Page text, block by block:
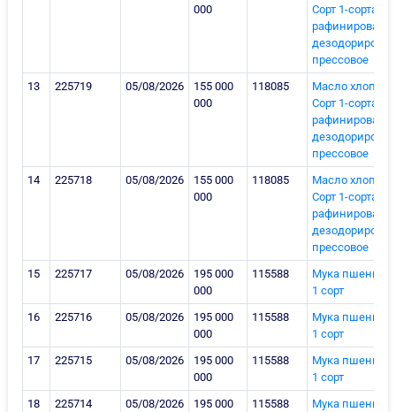
000
Сорт 1-сорта
прессовое
13
225719 05/08/2026
155 000
000
118085
Масло
Сорт 1-сорта
прессовое
14
225718 05/08/2026
155 000
000
118085
Масло
Сорт 1-сорта
прессовое
15
225717 05/08/2026
195 000
000
115588
Мука
1 сорт
16
225716 05/08/2026
195 000
000
115588
Мука
1 сорт
17
225715 05/08/2026
195 000
000
115588
Мука
1 сорт
18
225714 05/08/2026
195 000
115588
Мука